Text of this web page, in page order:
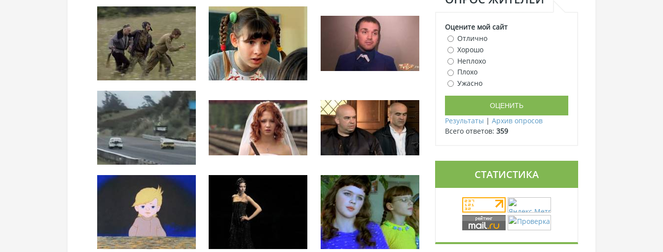
Оцените мой сайт
Отлично
Хорошо
Неплохо
Плохо
Ужасно
Результаты | Архив опросов
Всего ответов: 359
СТАТИСТИКА